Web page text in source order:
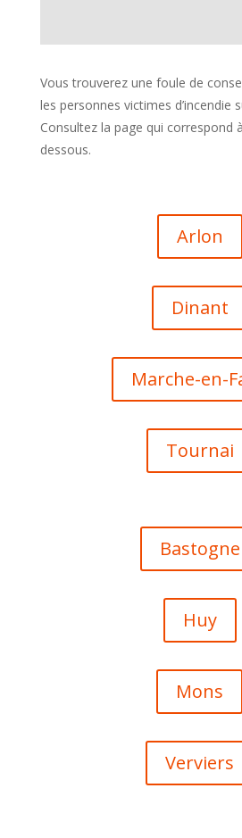
Vous trouverez une foule de
les personnes victimes d’incendie
Consultez la page qui correspond
dessous.
Arlon
Dinant
Marche-en-
Tournai
Bastogne
Huy
Mons
Verviers